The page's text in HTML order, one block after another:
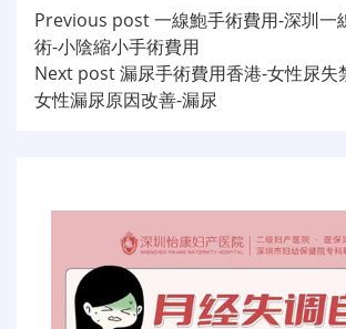
文
章
导
Previous post一線鮑手術費用-深圳一
術-小陰縮小手術費用
Next post漏尿手術費用香港-女性尿失
女性漏尿原因改善-漏尿